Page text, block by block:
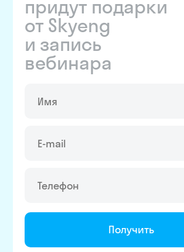
придут подарки
от Skyeng
и запись
вебинара
Получить